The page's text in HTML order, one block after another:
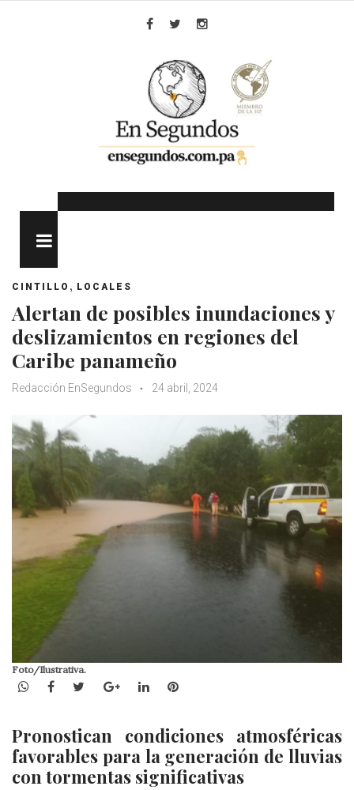
CINTILLO , LOCALES
Alertan de posibles inundaciones y
deslizamientos en regiones del
Caribe panameño
Redacción EnSegundos 24 abril, 2024
Foto/Ilustrativa.
WhatsApp
Facebook
TwitterGoogle+LinkedInPinterest
Pronostican condiciones atmosféricas
favorables para la generación de lluvias
con tormentas significativas